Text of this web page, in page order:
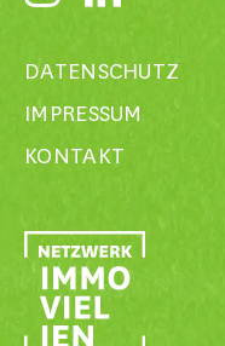
DATENSCHUTZ
IMPRESSUM
KONTAKT